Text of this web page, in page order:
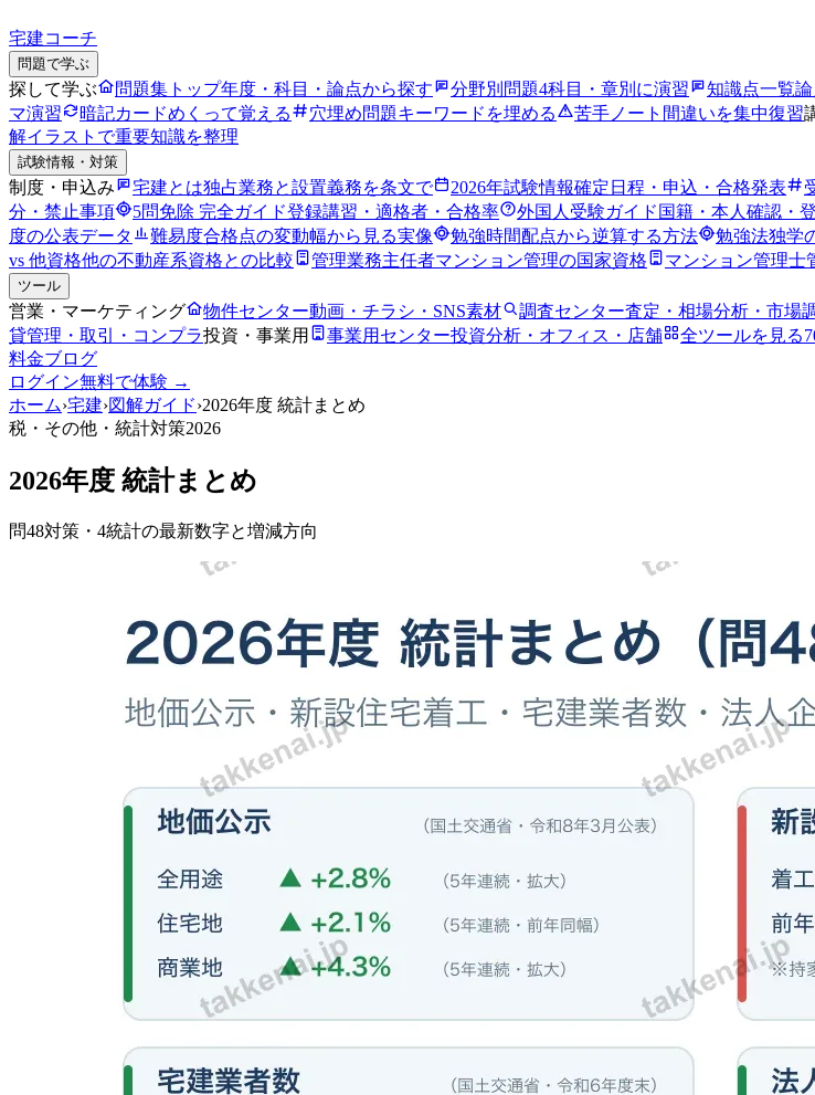
宅建コーチ
問題で学ぶ
探して学ぶ 問題集トップ年度・科目・論点から探す 分野別問題4科目・章別に演習 知識点一覧
マ演習
暗記カードめくって覚える 穴埋め問題キーワードを埋める 苦手ノート 間違いを集中復習
解イラストで重要知識を整理
試験情報・対策
制度・申込み 宅建とは独占業務と設置義務を条文で 2026年試験情報確定日程・申込・合格発表
分・禁止事項
5問免除 完全ガイド登録講習・適格者・合格率 外国人受験ガイド 国籍・本人確認・
度の公表データ
難易度合格点の変動幅から見る実像 勉強時間配点から逆算する方法 勉強法独学
vs 他資格他の不動産系資格との比較 管理業務主任者マンション管理の国家資格 マンション管理士
ツール
営業・マーケティング 物件センター動画・チラシ・SNS素材 調査センター査定・相場分析・市場
貸管理・取引・コンプラ投資・事業用 事業用センター投資分析・オフィス・店舗 全ツールを見る
料金ブログ
ログイン無料で体験 →
ホーム›宅建›図解ガイド›2026年度 統計まとめ
税・その他 ・統計対策2026
2026年度 統計まとめ
問48対策・4統計の最新数字と増減方向